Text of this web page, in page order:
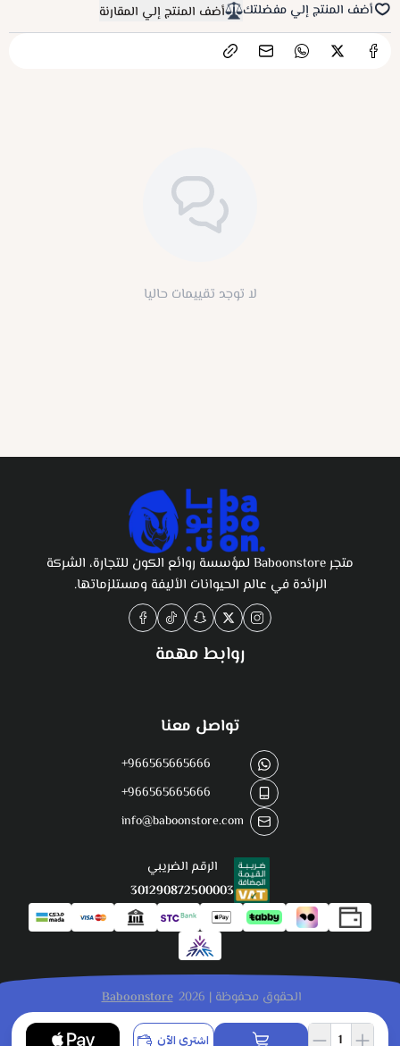
اشتري الآن
أضف المنتج إلي مفضلتك أضف المنتج إلي المقارنة
لا توجد تقييمات حاليا
متجر Baboonstore لمؤسسة روائع الكون للتجارة، الشركة
الرائدة في عالم الحيوانات الأليفة ومستلزماتها.
روابط مهمة
تواصل معنا
+966565665666
+966565665666
info@baboonstore.com
الرقم الضريبي
301290872500003
الحقوق محفوظة | 2026 Baboonstore